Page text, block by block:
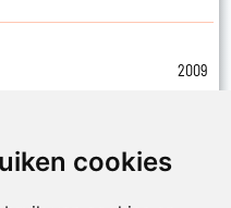
cookies
2009